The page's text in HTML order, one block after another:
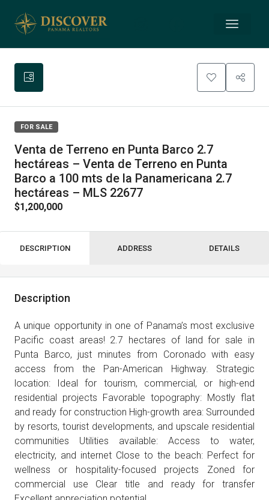
FOR SALE
Venta de Terreno en Punta Barco 2.7
hectáreas – Venta de Terreno en Punta
Barco a 100 mts de la Panamericana 2.7
hectáreas – MLS 22677
$1,200,000
DESCRIPTION ADDRESS DETAILS
Description
A unique opportunity in one of Panama’s most exclusive
Pacific coast areas! 2.7 hectares of land for sale in
Punta Barco, just minutes from Coronado with easy
access from the Pan-American Highway. Strategic
location: Ideal for tourism, commercial, or high-end
residential projects Favorable topography: Mostly flat
and ready for construction High-growth area: Surrounded
by resorts, tourist developments, and upscale residential
communities Utilities available: Access to water,
electricity, and internet Close to the beach: Perfect for
wellness or hospitality-focused projects Zoned for
commercial use Clear title and ready for transfer